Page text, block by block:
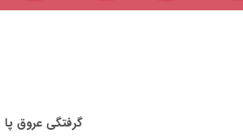
گرفتگی عروق پا -